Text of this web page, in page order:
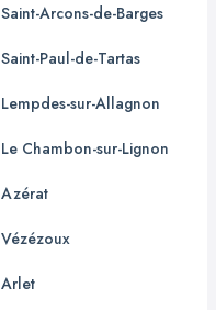
Saint-Arcons-de-Barges
Saint-Paul-de-Tartas
Lempdes-sur-Allagnon
Le Chambon-sur-Lignon
Azérat
Vézézoux
Arlet